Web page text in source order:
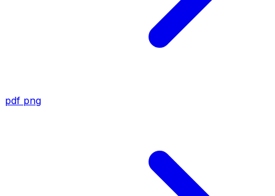
pdf png